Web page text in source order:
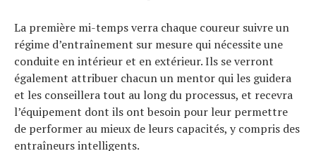
La première mi-temps verra chaque coureur suivre un
régime d’entraînement sur mesure qui nécessite une
conduite en intérieur et en extérieur. Ils se verront
également attribuer chacun un mentor qui les guidera
et les conseillera tout au long du processus, et recevra
l’équipement dont ils ont besoin pour leur permettre
de performer au mieux de leurs capacités, y compris des
entraîneurs intelligents.